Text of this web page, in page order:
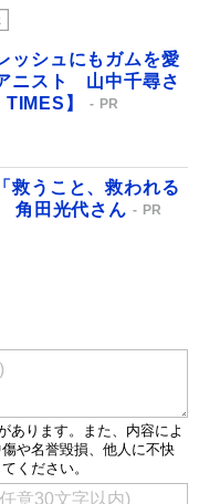
ッシュにもガムを愛
ニスト 山中千尋さ
】
PR
救うこと、救われる
角田光代さん
PR